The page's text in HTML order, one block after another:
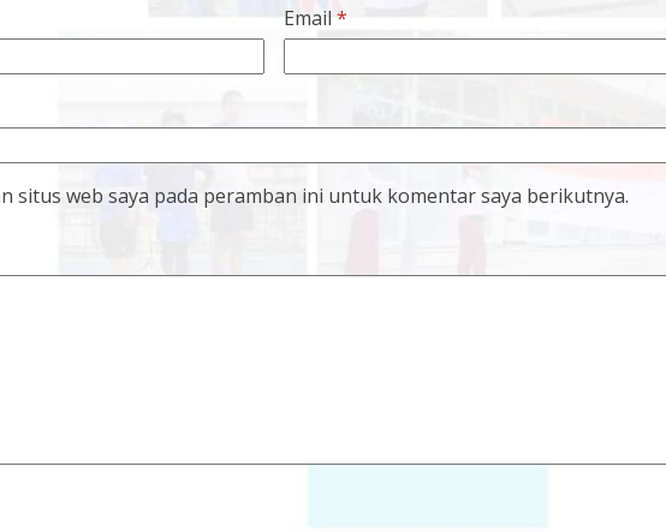
Email*
situs web saya pada peramban ini untuk komentar saya berikutnya.